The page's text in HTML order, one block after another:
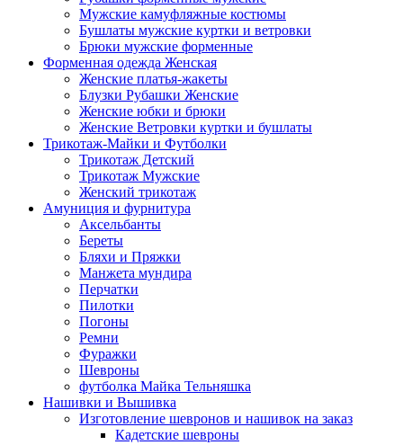
Мужские камуфляжные костюмы
Бушлаты мужские куртки и ветровки
Брюки мужские форменные
Форменная одежда Женская
Женские платья-жакеты
Блузки Рубашки Женские
Женские юбки и брюки
Женские Ветровки куртки и бушлаты
Трикотаж-Майки и Футболки
Трикотаж Детский
Трикотаж Мужские
Женский трикотаж
Амуниция и фурнитура
Аксельбанты
Береты
Бляхи и Пряжки
Манжета мундира
Перчатки
Пилотки
Погоны
Ремни
Фуражки
Шевроны
футболка Майка Тельняшка
Нашивки и Вышивка
Изготовление шевронов и нашивок на заказ
Кадетские шевроны